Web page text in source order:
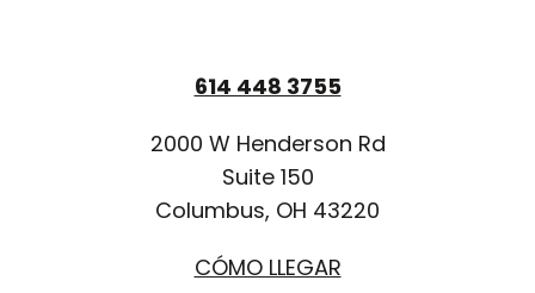
614 448 3755
2000 W Henderson Rd
Suite 150
Columbus, OH 43220
CÓMO LLEGAR